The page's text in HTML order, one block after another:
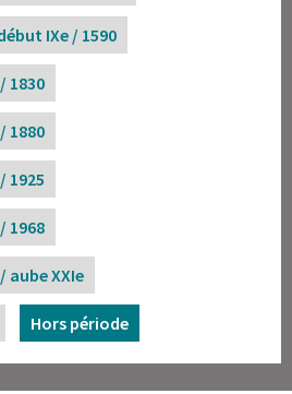
IXe / 1590
1830
1880
1925
1968
aube XXIe
Hors période